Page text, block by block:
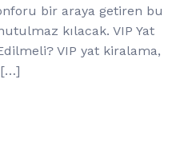
bir araya getiren bu
kılacak. VIP Yat
VIP yat kiralama,
[…]